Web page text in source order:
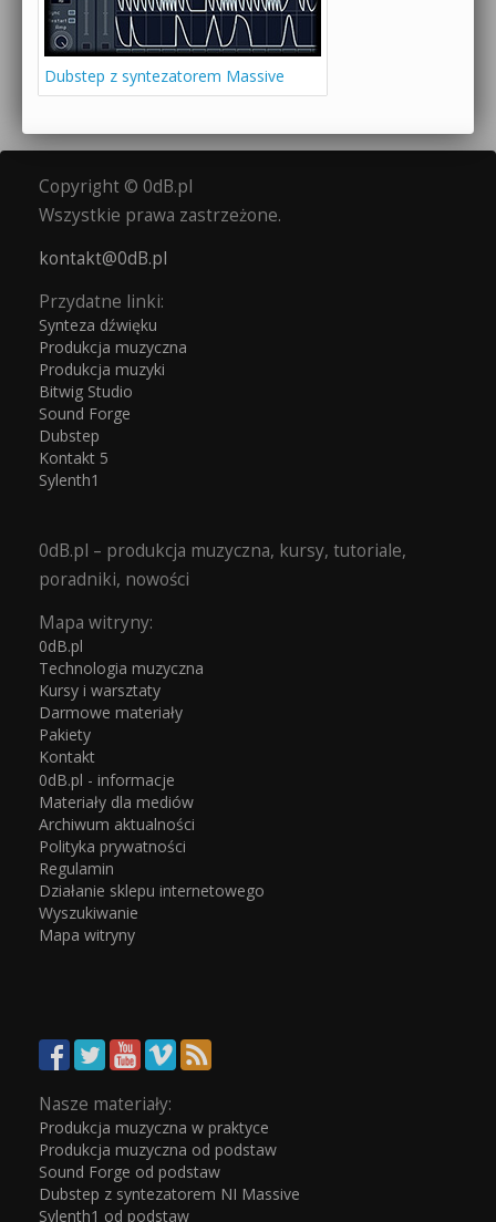
Dubstep z syntezatorem Massive
Copyright © 0dB.pl
Wszystkie prawa zastrzeżone.
kontakt@0dB.pl
Przydatne linki:
Synteza dźwięku
Produkcja muzyczna
Produkcja muzyki
Bitwig Studio
Sound Forge
Dubstep
Kontakt 5
Sylenth1
0dB.pl – produkcja muzyczna, kursy, tutoriale,
poradniki, nowości
Mapa witryny:
0dB.pl
Technologia muzyczna
Kursy i warsztaty
Darmowe materiały
Pakiety
Kontakt
0dB.pl - informacje
Materiały dla mediów
Archiwum aktualności
Polityka prywatności
Regulamin
Działanie sklepu internetowego
Wyszukiwanie
Mapa witryny
Nasze materiały:
Produkcja muzyczna w praktyce
Produkcja muzyczna od podstaw
Sound Forge od podstaw
Dubstep z syntezatorem NI Massive
Sylenth1 od podstaw